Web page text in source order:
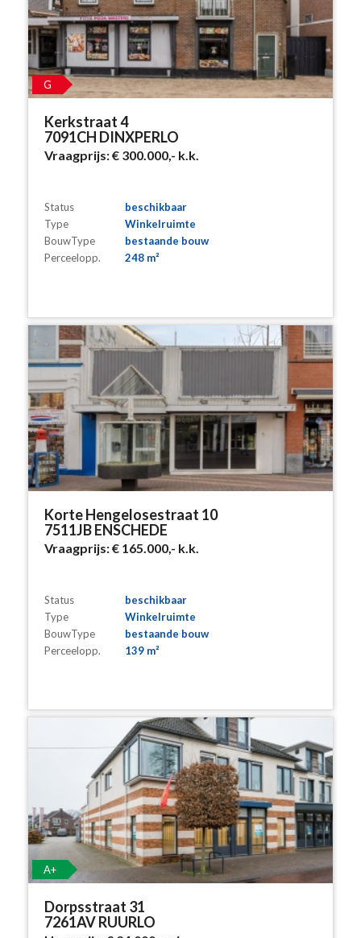
G
Kerkstraat 4
7091CH DINXPERLO
Vraagprijs:€ 300.000,- k.k.
Status
beschikbaar
Type
Winkelruimte
BouwType
bestaande bouw
Perceelopp.
248 m²
Korte Hengelosestraat 10
7511JB ENSCHEDE
Vraagprijs:€ 165.000,- k.k.
Status
beschikbaar
Type
Winkelruimte
BouwType
bestaande bouw
Perceelopp.
139 m²
A+
Dorpsstraat 31
7261AV RUURLO